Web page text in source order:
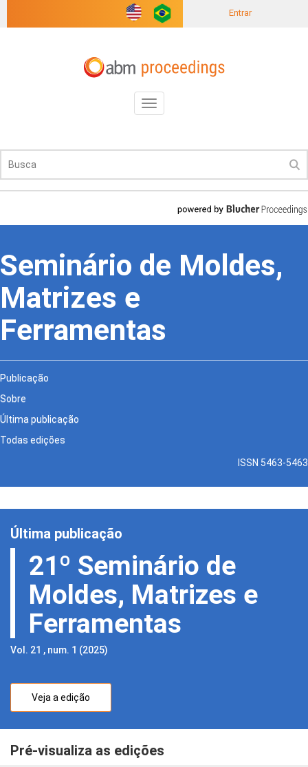
Entrar
Toggle
navigation
Seminário de Moldes,
Matrizes e
Ferramentas
Publicação
Sobre
Última publicação
Todas edições
ISSN 5463-5463
Última publicação
21º Seminário de
Moldes, Matrizes e
Ferramentas
Vol. 21 , num. 1 (2025)
Veja a edição
Pré-visualiza as edições